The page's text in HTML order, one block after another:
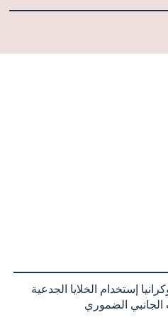
الدولة: أوكرانيا إستخدام الخلايا الجدعية
الضموري